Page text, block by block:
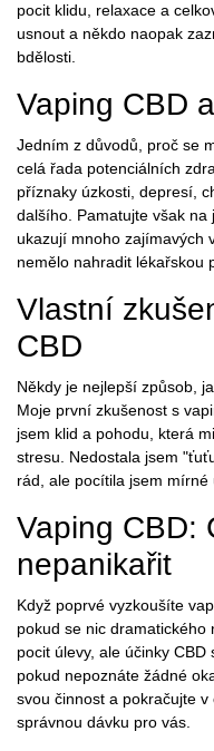
pocit klidu, relaxace a
usnout a někdo naopak
bdělosti.
Vaping CBD
Jedním z důvodů, proč se
celá řada potenciálních
příznaky úzkosti, depresí,
dalšího. Pamatujte však
ukazují mnoho zajímavých
nemělo nahradit lékařskou
Vlastní
CBD
Někdy je nejlepší způsob,
Moje první zkušenost s
jsem klid a pohodu, která
stresu. Nedostala jsem
rád, ale pocítila jsem mírné
Vaping CBD:
nepanikařit
Když poprvé vyzkoušíte
pokud se nic
pocit úlevy, ale účinky
pokud nepoznáte žádné
svou činnost a pokračujte
správnou dávku pro vás.